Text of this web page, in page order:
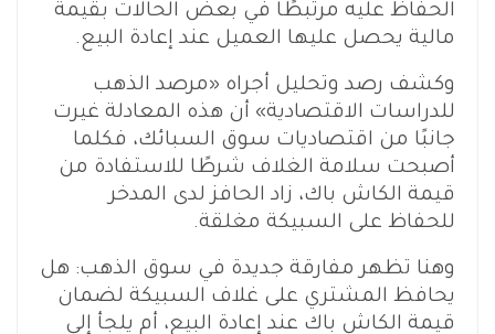
الحفاظ عليه مرتبطًا في بعض الحالات بقيمة
مالية يحصل عليها العميل عند إعادة البيع.
وكشف رصد وتحليل أجراه «مرصد الذهب
للدراسات الاقتصادية» أن هذه المعادلة غيرت
جانبًا من اقتصاديات سوق السبائك، فكلما
أصبحت سلامة الغلاف شرطًا للاستفادة من
قيمة الكاش باك، زاد الحافز لدى المدخر
للحفاظ على السبيكة مغلقة.
وهنا تظهر مفارقة جديدة في سوق الذهب: هل
يحافظ المشتري على غلاف السبيكة لضمان
قيمة الكاش باك عند إعادة البيع، أم يلجأ إلى